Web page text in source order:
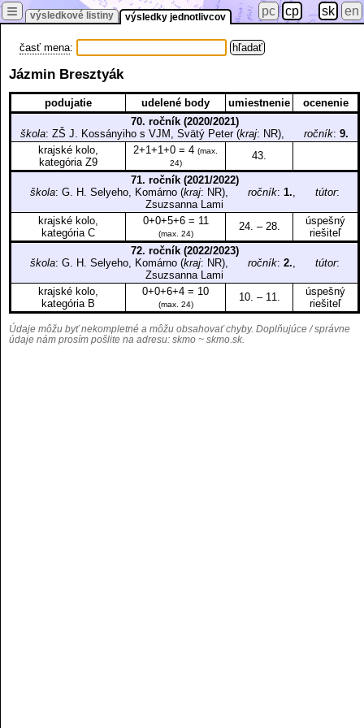
výsledkové listiny výsledky jednotlivcov
≡ pc cp sk en
časť mena:
Jázmin Bresztyák
podujatie udelené body umiestnenie
ocenenie
70. ročník (2020/2021)
škola: ZŠ J. Kossányiho s VJM, Svätý Peter (kraj: NR), ročník: 9.
krajské kolo,
kategória Z9
2+1+1+0 = 4 (max.
24)
43.
71. ročník (2021/2022)
škola: G. H. Selyeho, Komárno (kraj: NR), ročník: 1., tútor:
Zsuzsanna Lami
krajské kolo,
kategória C
0+0+5+6 = 11
(max. 24)
24. – 28.
úspešný
riešiteľ
72. ročník (2022/2023)
škola: G. H. Selyeho, Komárno (kraj: NR), ročník: 2., tútor:
Zsuzsanna Lami
krajské kolo,
kategória B
0+0+6+4 = 10
(max. 24)
10. – 11.
úspešný
riešiteľ
Údaje môžu byť nekompletné a môžu obsahovať chyby. Doplňujúce / správne
údaje nám prosím pošlite na adresu: skmo ~ skmo.sk